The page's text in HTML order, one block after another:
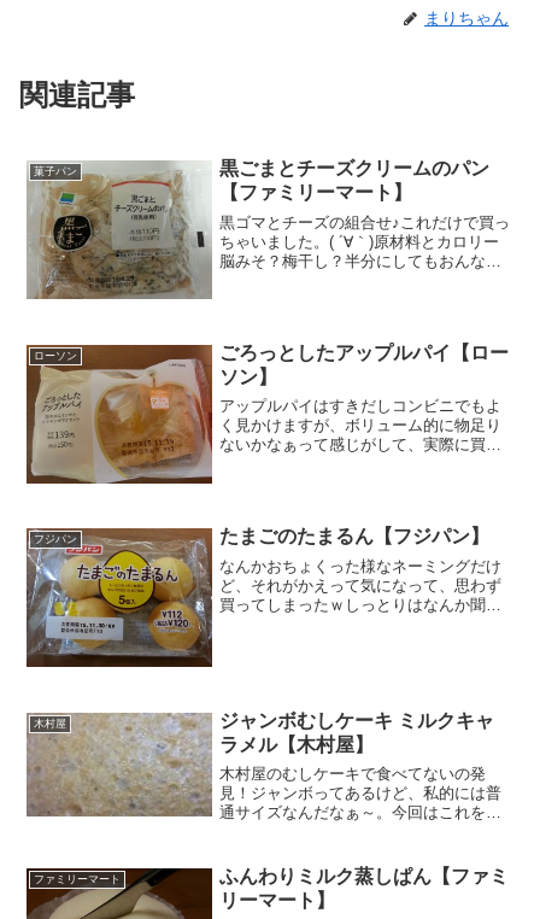
まりちゃん
関連記事
菓子パン
黒ごまとチーズクリームのパン
【ファミリーマート】
黒ゴマとチーズの組合せ♪これだけで買っ
ちゃいました。( ´∀｀)原材料とカロリー
脳みそ？梅干し？半分にしてもおんなじ
ローソン
ごろっとしたアップルパイ【ロー
ソン】
アップルパイはすきだしコンビニでもよ
く見かけますが、ボリューム的に物足り
ないかなぁって感じがして、実際に買う
ってから買いました。そう...
フジパン たまごのたまるん【フジパン】
なんかおちょくった様なネーミングだけ
ど、それがかえって気になって、思わず
買ってしまったｗしっとりはなんか聞き
木村屋
ジャンボむしケーキ ミルクキャ
ラメル【木村屋】
木村屋のむしケーキで食べてないの発
見！ジャンボってあるけど、私的には普
通サイズなんだなぁ～。今回はこれを見
ンっぽいぷすぷす感とプチプチ感水あめ
を固めたようなとろり感香り...
ファミリーマート
ふんわりミルク蒸しぱん【ファミ
リーマート】